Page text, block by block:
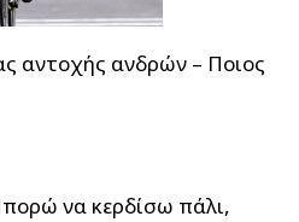
αντοχής ανδρών – Ποιος
να κερδίσω πάλι,